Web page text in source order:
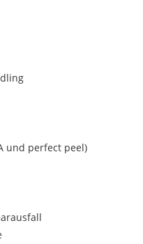
und perfect peel)